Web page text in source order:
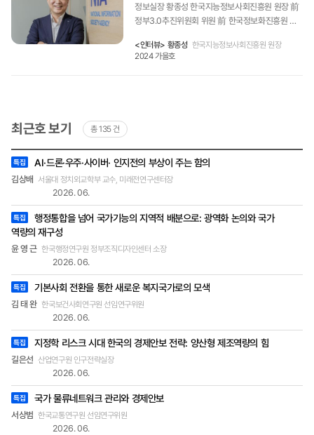
정보실장 황종성 한국지능정보사회진흥원 원장 前
정부3.0추진위원회 위원 前 한국정보화진흥원 빅
진흥원 원장 ㅣ 前 정부3.0추진위원회 위원 ㅣ 前
한국정보화진흥원 빅데이터전략센터 센터장 AI 기
을 선포했다. 범국가적으로 역량을 결집해 대한민국
을 인공지능(AI) 3대 강국으로 도약시키고, 사회 전
반의 AI 혁신을 주도하겠다는 강력한 의지를 표명한
존하는 현재, AI 기술 발전이 우리 사회에 일으킬 변
화를 살펴보고, 이에 우리가 어떻게 대응해야 하는
을 만나 들어봤다. 인터뷰는 NIA 본원에서 이수한
이뤄졌다. 모든 계층이 공평하게 AI의 혜택을 누리
는 세상 이수한 AI 기술 발전 속도가 무척 빠르게 진
행되고 있다. AI의 급격한 발전은 인간과 AI 역할에
‘AI 거품론’ 역시 대두되고 있다. 원장님께서는 AI의
기술 발전이 앞으로 대한민국 산업에 어떤 기회와
을 가능하게 하며 생산성을 높이고 새로운 비즈니스
기회를 제공할 것이다. 특히 AI 기반의 자동화 및 분
<인터뷰> 황종성 한국지능정보사회진흥원 원장
2024 가을호
최근호 보기 총 135 건
최근호
목록
-
제목,
(소속
및
직책),
호
특집 AI·드론·우주·사이버· 인지전의 부상이 주는 함의
김상배 서울대 정치외교학부 교수, 미래전연구센터장
2026. 06.
특집
행정통합을 넘어 국가기능의 지역적 배분으로: 광역화 논의와 국가
역량의 재구성
윤 영 근 한국행정연구원 정부조직디자인센터 소장
2026. 06.
특집 기본사회 전환을 통한 새로운 복지국가로의 모색
김 태 완 한국보건사회연구원 선임연구위원
2026. 06.
특집 지정학 리스크 시대 한국의 경제안보 전략: 양산형 제조역량의 힘
길은선 산업연구원 인구전략실장
2026. 06.
특집 국가 물류네트워크 관리와 경제안보
서상범 한국교통연구원 선임연구위원
2026. 06.